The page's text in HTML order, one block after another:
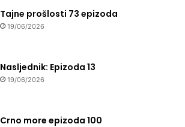
Tajne prošlosti 73 epizoda
19/06/2026
Nasljednik: Epizoda 13
19/06/2026
Crno more epizoda 100